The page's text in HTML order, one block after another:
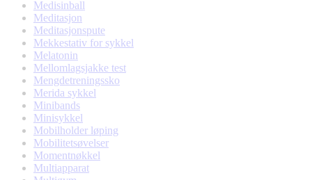
Medisinball
Meditasjon
Meditasjonspute
Mekkestativ for sykkel
Melatonin
Mellomlagsjakke test
Mengdetreningssko
Merida sykkel
Minibands
Minisykkel
Mobilholder løping
Mobilitetsøvelser
Momentnøkkel
Multiapparat